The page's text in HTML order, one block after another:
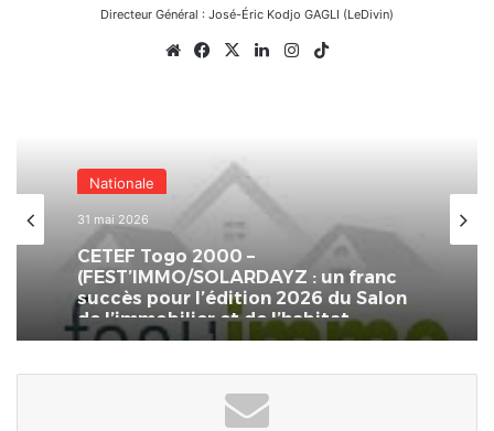
Directeur Général : José-Éric Kodjo GAGLI (LeDivin)
WebsiteFacebook
X LinkedinInstagram
Nationale
31 mai 2026
CETEF Togo 2000 –
(FEST’IMMO/SOLARDAYZ : un franc
succès pour l’édition 2026 du Salon
de l’immobilier et de l’habitat